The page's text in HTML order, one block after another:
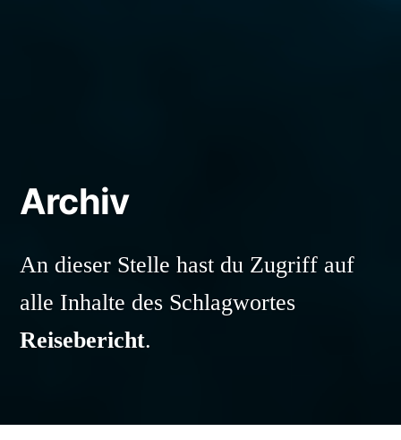
Archiv
An dieser Stelle hast du Zugriff auf
alle Inhalte des Schlagwortes
Reisebericht.